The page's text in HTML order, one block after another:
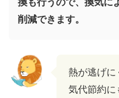
削減できます。
熱が逃げに
気代節約に